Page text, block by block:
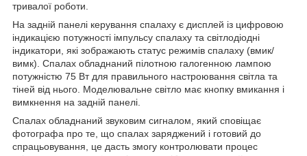
тривалої роботи.
На задній панелі керування спалаху є дисплей із цифровою
індикацією потужності імпульсу спалаху та світлодіодні
індикатори, які зображають статус режимів спалаху (вмик/
вимк). Спалах обладнаний пілотною галогенною лампою
потужністю 75 Вт для правильного настроювання світла та
тіней від нього. Моделювальне світло має кнопку вмикання і
вимкнення на задній панелі.
Спалах обладнаний звуковим сигналом, який сповіщає
фотографа про те, що спалах заряджений і готовий до
спрацьовування, це дасть змогу контролювати процес